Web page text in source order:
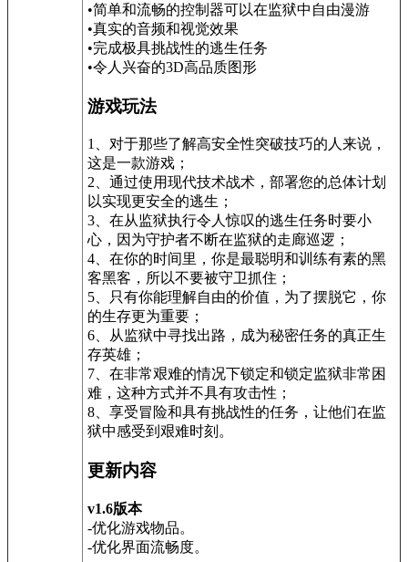
•简单和流畅的控制器可以在监狱中自由漫游
•真实的音频和视觉效果
•完成极具挑战性的逃生任务
•令人兴奋的3D高品质图形
游戏玩法
1、对于那些了解高安全性突破技巧的人来说，
这是一款游戏；
2、通过使用现代技术战术，部署您的总体计划
以实现更安全的逃生；
3、在从监狱执行令人惊叹的逃生任务时要小
心，因为守护者不断在监狱的走廊巡逻；
4、在你的时间里，你是最聪明和训练有素的黑
客黑客，所以不要被守卫抓住；
5、只有你能理解自由的价值，为了摆脱它，你
的生存更为重要；
6、从监狱中寻找出路，成为秘密任务的真正生
存英雄；
7、在非常艰难的情况下锁定和锁定监狱非常困
难，这种方式并不具有攻击性；
8、享受冒险和具有挑战性的任务，让他们在监
狱中感受到艰难时刻。
更新内容
v1.6版本
-优化游戏物品。
-优化界面流畅度。